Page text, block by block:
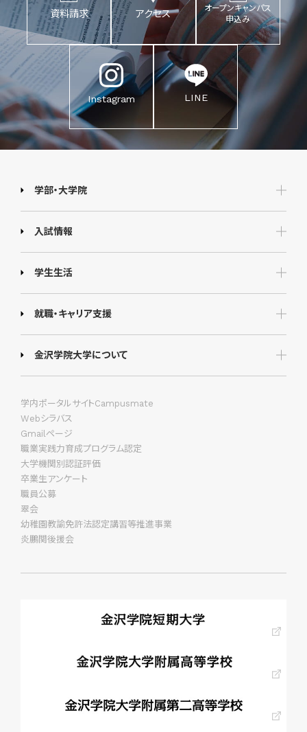
資料請求 アクセス
オープンキャンパス
申込み
Instagram LINE
学部・大学院
入試情報
学生生活
就職・キャリア支援
金沢学院大学について
学内ポータルサイトCampusmate
Webシラバス
Gmailページ
職業実践力育成プログラム認定
大学機関別認証評価
卒業生アンケート
職員公募
翠会
幼稚園教諭免許法認定講習等推進事業
炎鵬関後援会